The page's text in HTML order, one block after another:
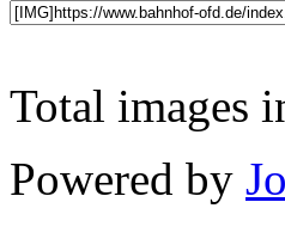
Total images
Powered by